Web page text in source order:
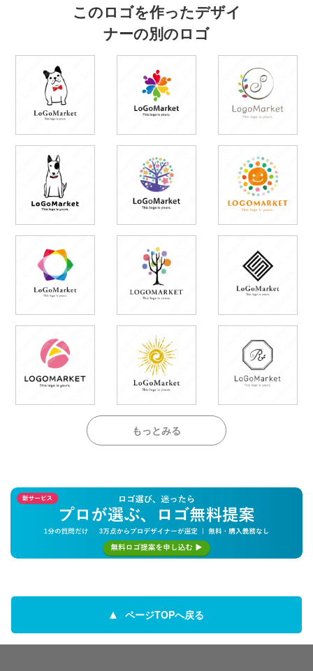
このロゴを作ったデザイ
ナーの別のロゴ
もっとみる
ページTOPへ戻る